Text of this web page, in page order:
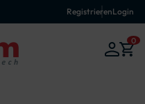
RegistrierenLogin
0